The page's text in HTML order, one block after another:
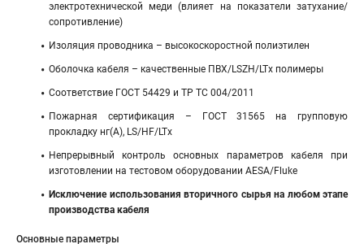
электротехнической меди (влияет на показатели затухание/
сопротивление)
Изоляция проводника – высокоскоростной полиэтилен
Оболочка кабеля – качественные ПВХ/LSZH/LTx полимеры
Соответствие ГОСТ 54429 и ТР ТС 004/2011
Пожарная сертификация – ГОСТ 31565 на групповую
прокладку нг(А), LS/HF/LTx
Непрерывный контроль основных параметров кабеля при
изготовлении на тестовом оборудовании AESA/Fluke
Исключение использования вторичного сырья на любом этапе
производства кабеля
Основные параметры